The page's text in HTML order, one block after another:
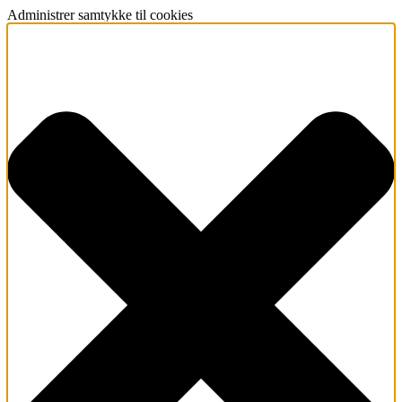
Administrer samtykke til cookies